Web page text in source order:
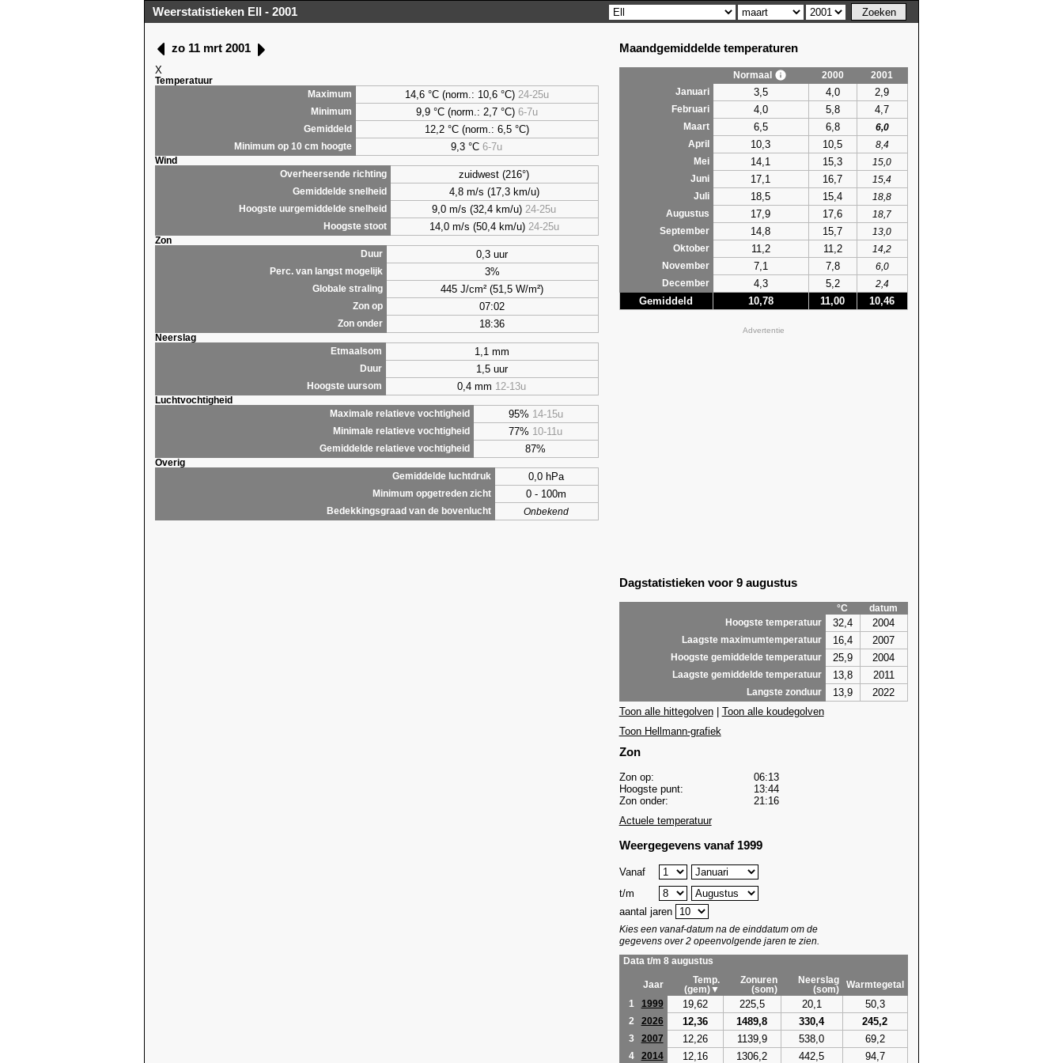
Weerstatistieken Ell - 2001
zo 11 mrt 2001
X
Temperatuur
Maximum
14,6 °C (norm.: 10,6 °C) 24-25u
Minimum 9,9°C (norm.: 2,7 °C) 6-7u
Gemiddeld 12,2 °C (norm.: 6,5 °C)
Minimum op 10 cm hoogte 9,3 °C6-7u
Wind
Overheersende richting
zuidwest (216°)
Gemiddelde snelheid 4,8 m/s (17,3 km/u)
Hoogste uurgemiddelde snelheid 9,0 m/s (32,4 km/u) 24-25u
Hoogste stoot 14,0 m/s (50,4 km/u) 24-25u
Zon
Duur
0,3 uur
Perc. van langst mogelijk 3%
Globale straling 445 J/cm² (51,5 W/m²)
Zon op 07:02
Zon onder 18:36
Neerslag
Etmaalsom
1,1 mm
Duur 1,5 uur
Hoogste uursom 0,4 mm 12-13u
Luchtvochtigheid
Maximale relatieve vochtigheid
95% 14-15u
Minimale relatieve vochtigheid 77% 10-11u
Gemiddelde relatieve vochtigheid 87%
Overig
Gemiddelde luchtdruk
0,0 hPa
Minimum opgetreden zicht 0 - 100m
Bedekkingsgraad van de bovenlucht Onbekend
Maandgemiddelde temperaturen
Normaal 2000
2001
Januari
3,5 4,0 2,9
Februari 4,0 5,8 4,7
Maart 6,5 6,8
6,0
April
10,3 10,5
8,4
Mei
14,1 15,3
15,0
Juni
17,1 16,7
15,4
Juli
18,5 15,4
18,8
Augustus
17,9 17,6
18,7
September
14,8 15,7
13,0
Oktober
11,2 11,2
14,2
November
7,1 7,8
6,0
December
4,3 5,2 2,4
Gemiddeld 10,78 11,00 10,46
Advertentie
Dagstatistieken voor 9 augustus
°C
datum
Hoogste temperatuur
32,4 2004
Laagste maximumtemperatuur 16,4 2007
Hoogste gemiddelde temperatuur 25,9 2004
Laagste gemiddelde temperatuur 13,8 2011
Langste zonduur 13,9
2022
Toon alle hittegolven| Toon alle koudegolven
Toon Hellmann-grafiek
Zon
Zon op:
06:13
Hoogste punt:
13:44
Zon onder:
21:16
Actuele temperatuur
Weergegevens vanaf 1999
Vanaf
t/m
aantal jaren
Kies een vanaf-datum na de einddatum om de
gegevens over 2 opeenvolgende jaren te zien.
Data t/m 8 augustus
Jaar
Temp.
(gem)▼
Zonuren
(som)
Neerslag
(som)
Warmtegetal
1
1999 19,62 225,5 20,1 50,3
2 2026 12,36 1489,8 330,4 245,2
3 2007 12,26 1139,9 538,0 69,2
4 2014 12,16 1306,2 442,5 94,7